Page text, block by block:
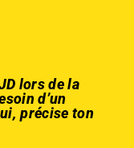
lors de la
d’un
précise ton